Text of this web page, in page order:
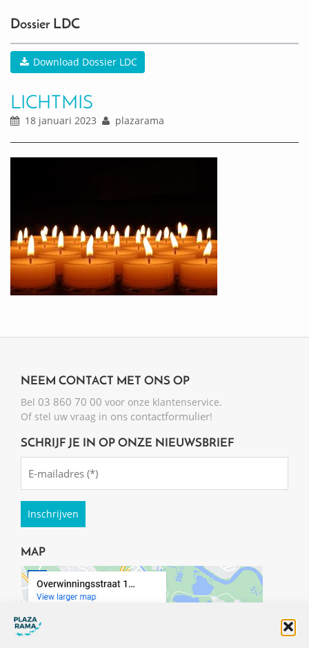
Dossier LDC
Download Dossier LDC
LICHTMIS
18 januari 2023 plazarama
NEEM CONTACT MET ONS OP
Bel 03 860 70 00 voor onze klantenservice.
Of stel uw vraag in ons contactformulier!
SCHRIJF JE IN OP ONZE NIEUWSBRIEF
(Required)
MAP